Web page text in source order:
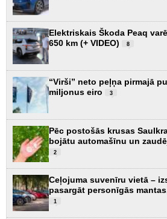
Elektriskais Škoda Peaq
650 km (+ VIDEO)
8
“Virši” neto peļņa pirmajā
miljonus eiro
3
Pēc postošās krusas
bojātu automašīnu un
2
Ceļojuma suvenīru vietā –
pasargāt personīgās
1